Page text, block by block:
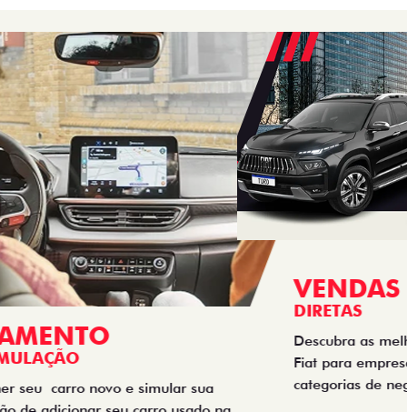
VENDAS
DIRETAS
Descubra as melhores soluções e descontos em um novo
Fiat para empresas, produtores rurais, taxistas e outras
categorias de negócios.